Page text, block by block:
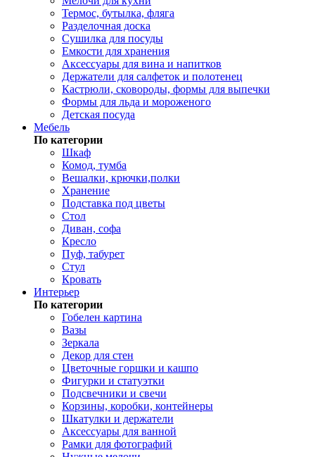
Термос, бутылка, фляга
Разделочная доска
Сушилка для посуды
Емкости для хранения
Аксессуары для вина и напитков
Держатели для салфеток и полотенец
Кастрюли, сковороды, формы для выпечки
Формы для льда и мороженого
Детская посуда
Мебель
По категории
Шкаф
Комод, тумба
Вешалки, крючки,полки
Хранение
Подставка под цветы
Стол
Диван, софа
Кресло
Пуф, табурет
Стул
Кровать
Интерьер
По категории
Гобелен картина
Вазы
Зеркала
Декор для стен
Цветочные горшки и кашпо
Фигурки и статуэтки
Подсвечники и свечи
Корзины, коробки, контейнеры
Шкатулки и держатели
Аксессуары для ванной
Рамки для фотографий